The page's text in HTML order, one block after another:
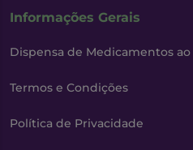
Informações Gerais
Dispensa de Medicamentos
Termos e Condições
Política de Privacidade